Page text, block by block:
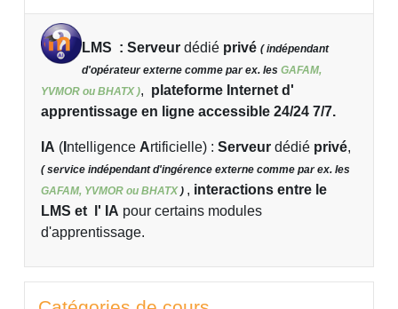
LMS : Serveur dédié privé ( indépendant
d'opérateur externe comme par ex. les GAFAM,
YVMOR ou BHATX ), plateforme Internet d'
apprentissage en ligne accessible 24/24 7/7.
IA ( ntelligence Artificielle) : Serveur dédié privé,
( service indépendant d'ingérence externe comme par ex. les
GAFAM, YVMOR ou BHATX) , interactions entre le
LMS et l' IA pour certains modules
d'apprentissage.